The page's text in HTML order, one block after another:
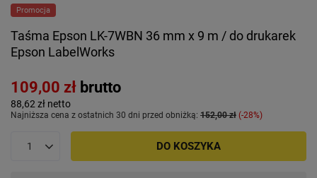
Promocja
Taśma Epson LK-7WBN 36 mm x 9 m / do drukarek
Epson LabelWorks
109,00 zł brutto
88,62 zł netto
Najniższa cena z ostatnich 30 dni przed obniżką: 152,00 zł -28%
DO KOSZYKA